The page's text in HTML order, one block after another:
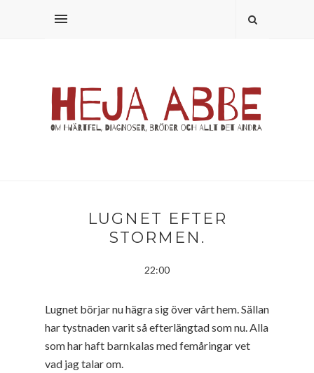
LUGNET EFTER
STORMEN.
22:00
Lugnet börjar nu hägra sig över vårt hem. Sällan
har tystnaden varit så efterlängtad som nu. Alla
som har haft barnkalas med femåringar vet
vad jag talar om.